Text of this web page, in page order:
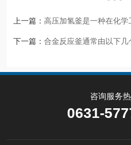
上一篇：高压加氢釜是一种在化
下一篇：合金反应釜通常由以下几
咨询服务
0631-